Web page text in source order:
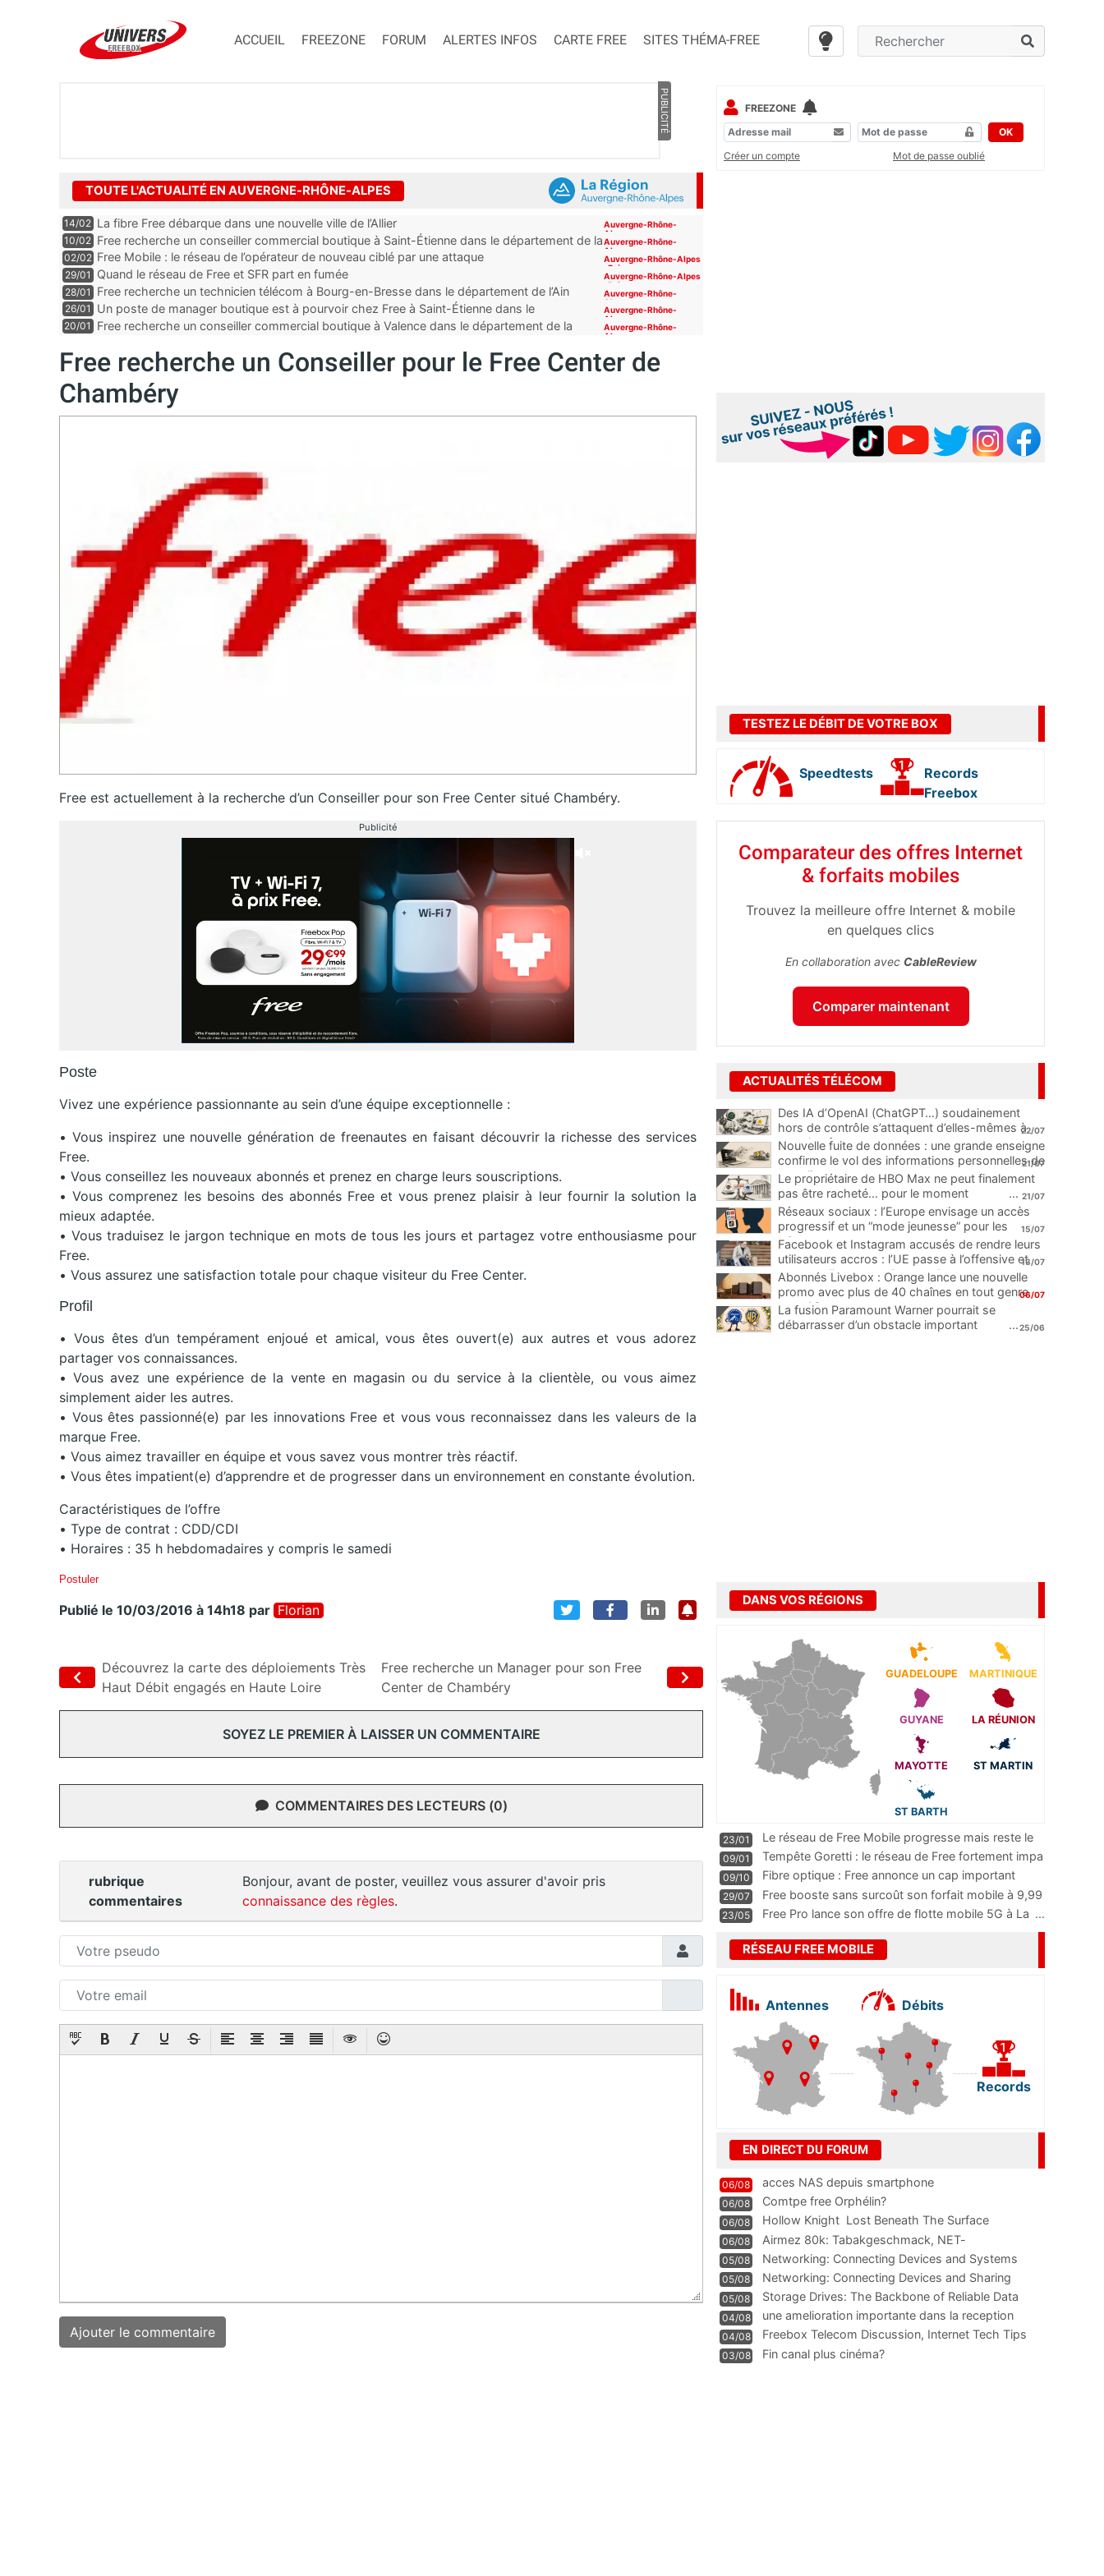
ACCUEIL FREEZONE FORUM ALERTES INFOS CARTE FREE SITES THÉMA-FREE
PUBLICITÉ
TOUTE L'ACTUALITÉ EN AUVERGNE-RHÔNE-ALPES
14/02 La fibre Free débarque dans une nouvelle ville de l’Allier
Auvergne-Rhône-
Alpes
10/02 Free recherche un conseiller commercial boutique à Saint-Étienne dans le département de la
Loire
Auvergne-Rhône-
Alpes
02/02 Free Mobile : le réseau de l’opérateur de nouveau ciblé par une attaque
Auvergne-Rhône-Alpes
,Brèves
29/01 Quand le réseau de Free et SFR part en fumée
Auvergne-Rhône-Alpes
,Brèves
28/01 Free recherche un technicien télécom à Bourg-en-Bresse dans le département de l’Ain
Auvergne-Rhône-
Alpes
26/01
Un poste de manager boutique est à pourvoir chez Free à Saint-Étienne dans le
département de la Loire
Auvergne-Rhône-
Alpes
20/01
Free recherche un conseiller commercial boutique à Valence dans le département de la
Auvergne-Rhône-
Alpes
Free recherche un Conseiller pour le Free Center de
Chambéry
Free est actuellement à la recherche d’un Conseiller pour son Free Center situé Chambéry.
Publicité
Poste
Vivez une expérience passionnante au sein d’une équipe exceptionnelle :
• Vous inspirez une nouvelle génération de freenautes en faisant découvrir la richesse des services
Free.
• Vous conseillez les nouveaux abonnés et prenez en charge leurs souscriptions.
• Vous comprenez les besoins des abonnés Free et vous prenez plaisir à leur fournir la solution la
mieux adaptée.
• Vous traduisez le jargon technique en mots de tous les jours et partagez votre enthousiasme pour
Free.
• Vous assurez une satisfaction totale pour chaque visiteur du Free Center.
Profil
• Vous êtes d’un tempérament enjoué et amical, vous êtes ouvert(e) aux autres et vous adorez
partager vos connaissances.
• Vous avez une expérience de la vente en magasin ou du service à la clientèle, ou vous aimez
simplement aider les autres.
• Vous êtes passionné(e) par les innovations Free et vous vous reconnaissez dans les valeurs de la
marque Free.
• Vous aimez travailler en équipe et vous savez vous montrer très réactif.
• Vous êtes impatient(e) d’apprendre et de progresser dans un environnement en constante évolution.
Caractéristiques de l’offre
• Type de contrat : CDD/CDI
• Horaires : 35 h hebdomadaires y compris le samedi
Postuler
Publié le 10/03/2016 à 14h18 par Florian
Découvrez la carte des déploiements Très
Haut Débit engagés en Haute Loire
Free recherche un Manager pour son Free
Center de Chambéry
SOYEZ LE PREMIER À LAISSER UN COMMENTAIRE
COMMENTAIRES DES LECTEURS (0)
rubrique
commentaires
Bonjour, avant de poster, veuillez vous assurer d'avoir pris
connaissance des règles.
FREEZONE
OK
Créer un compte
Mot de passe oublié
TESTEZ LE DÉBIT DE VOTRE BOX
Speedtests
Records
Freebox
Comparateur des offres Internet
& forfaits mobiles
Trouvez la meilleure offre Internet & mobile
en quelques clics
En collaboration avec CableReview
Comparer maintenant
ACTUALITÉS TÉLÉCOM
Des IA d’OpenAI (ChatGPT…) soudainement
hors de contrôle s’attaquent d’elles-mêmes à
une plateforme
...
22/07
Nouvelle fuite de données : une grande enseigne
confirme le vol des informations personnelles de
ses clients
...
21/07
Le propriétaire de HBO Max ne peut finalement
pas être racheté… pour le moment
... 21/07
Réseaux sociaux : l’Europe envisage un accès
progressif et un “mode jeunesse” pour les
mineurs
...
15/07
Facebook et Instagram accusés de rendre leurs
utilisateurs accros : l’UE passe à l’offensive et
menace d’une amende record
...
13/07
Abonnés Livebox : Orange lance une nouvelle
promo avec plus de 40 chaînes en tout genre
pour 1€
06/07
La fusion Paramount Warner pourrait se
débarrasser d’un obstacle important
...25/06
DANS VOS RÉGIONS
GUADELOUPE MARTINIQUE
GUYANE LA RÉUNION
MAYOTTE ST MARTIN
ST BARTH
23/01
Le réseau de Free Mobile progresse mais reste le
m
...
09/01
Tempête Goretti : le réseau de Free fortement impa
09/10
Fibre optique : Free annonce un cap important
pass
...
29/07
Free booste sans surcoût son forfait mobile à 9,99
23/05 Free Pro lance son offre de flotte mobile 5G à La ...
RÉSEAU FREE MOBILE
Antennes Débits
Records
EN DIRECT DU FORUM
06/08 acces NAS depuis smartphone
06/08 Comtpe free Orphélin?
06/08 Hollow Knight  Lost Beneath The Surface
06/08
Airmez 80k: Tabakgeschmack, NET-
Technologie und Leistung im
05/08 Networking: Connecting Devices and Systems
05/08
Networking: Connecting Devices and Sharing
Information
05/08
Storage Drives: The Backbone of Reliable Data
Management
04/08
une amelioration importante dans la reception
WIFI
04/08
Freebox Telecom Discussion, Internet Tech Tips
Communi
03/08 Fin canal plus cinéma?